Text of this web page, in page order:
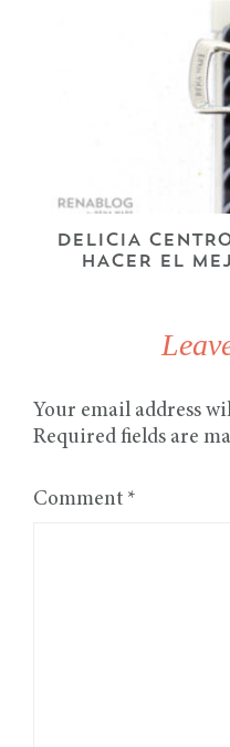
DELICIA
HACER EL
Your email address
Required fields are
Comment *